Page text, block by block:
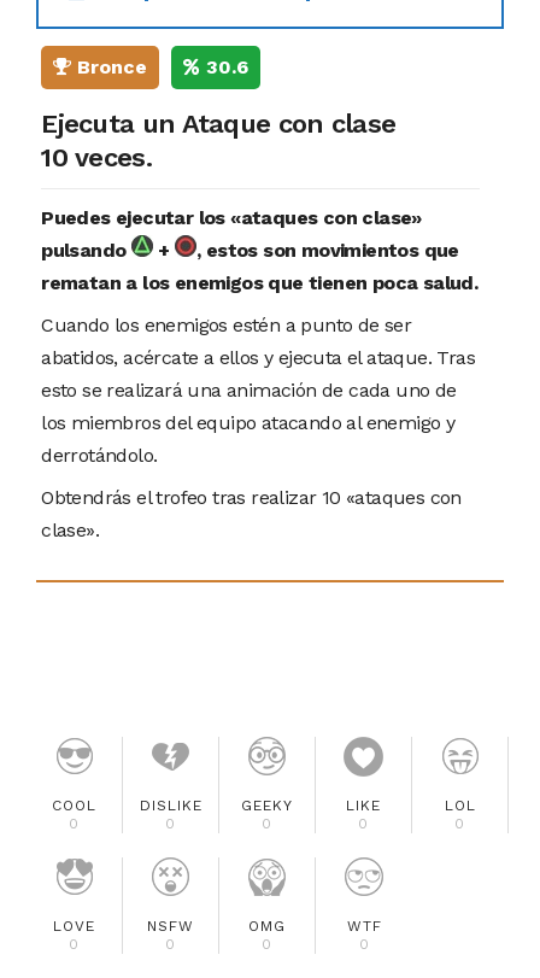
Bronce 30.6
Ejecuta un Ataque con clase
10 veces.
Puedes ejecutar los «ataques con clase»
pulsando
+
, estos son movimientos que
rematan a los enemigos que tienen poca salud.
Cuando los enemigos estén a punto de ser
abatidos, acércate a ellos y ejecuta el ataque. Tras
esto se realizará una animación de cada uno de
los miembros del equipo atacando al enemigo y
derrotándolo.
Obtendrás el trofeo tras realizar 10 «ataques con
clase».
COOL
0
DISLIKE
0
GEEKY
0
LIKE
0
LOL
0
LOVE
0
NSFW
0
OMG
0
WTF
0